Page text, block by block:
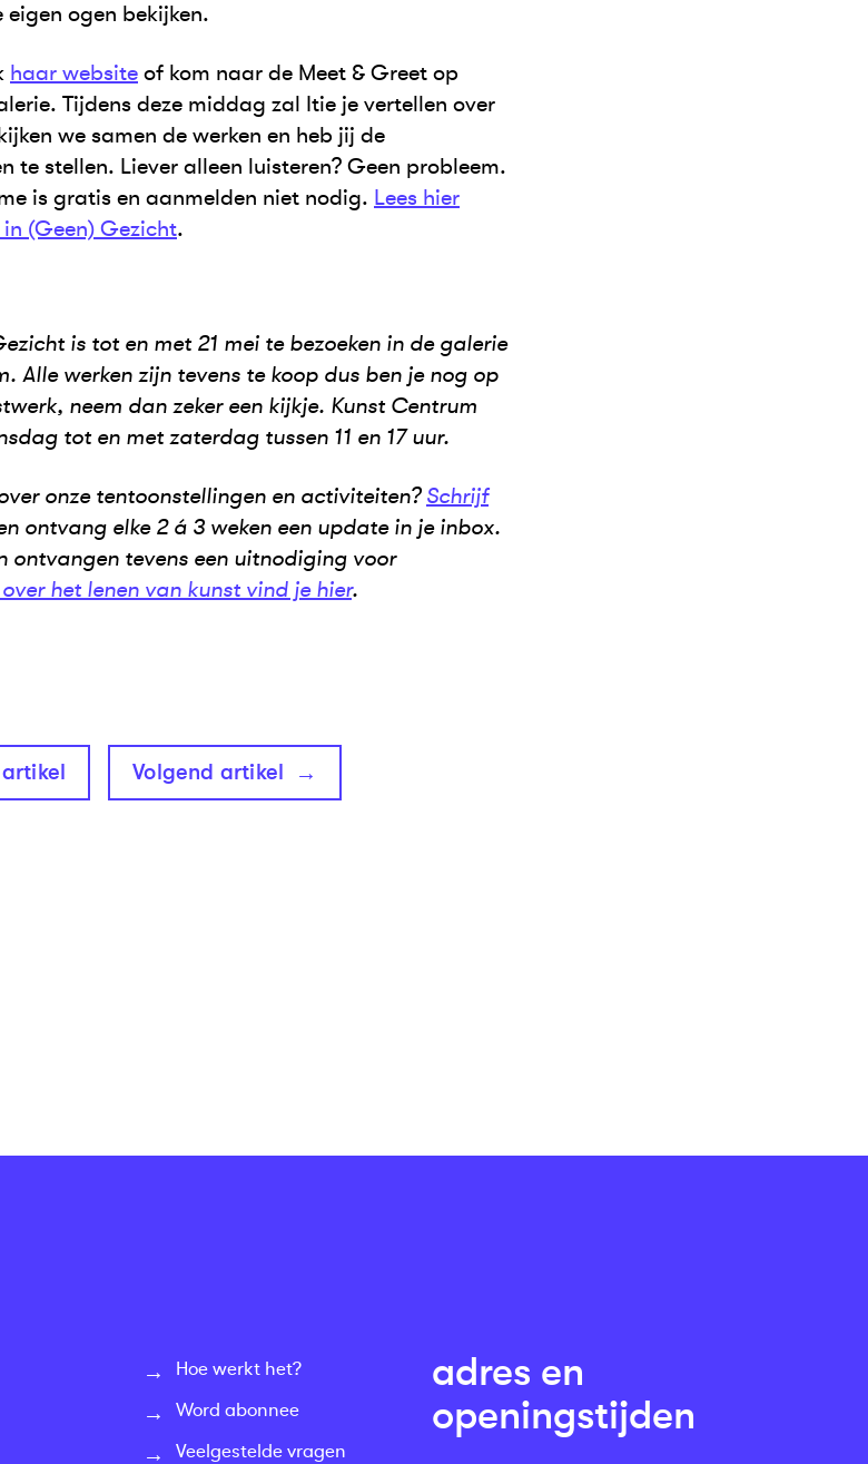
ogen bekijken.
haar website of kom naar de Meet & Greet op
Tijdens deze middag zal Itie je vertellen over
we samen de werken en heb jij de
te stellen. Liever alleen luisteren? Geen probleem.
is gratis en aanmelden niet nodig. Lees hier
(Geen) Gezicht.
is tot en met 21 mei te bezoeken in de galerie
Alle werken zijn tevens te koop dus ben je nog op
neem dan zeker een kijkje. Kunst Centrum
tot en met zaterdag tussen 11 en 17 uur.
onze tentoonstellingen en activiteiten? Schrijf
ontvang elke 2 á 3 weken een update in je inbox.
ontvangen tevens een uitnodiging voor
het lenen van kunst vind je hier.
Volgend artikel
Hoe werkt het?
Word abonnee
Veelgestelde vragen
adres en
openingstijden